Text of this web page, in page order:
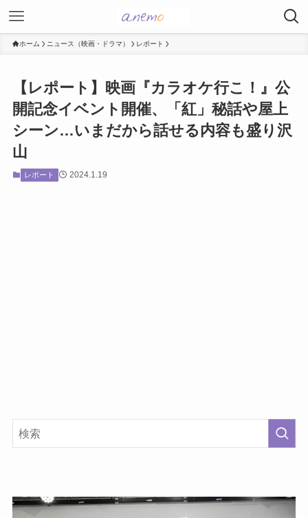
ホーム ニュース（映画・ドラマ） レポート
【レポート】映画『カラオケ行こ！』公
開記念イベント開催、「紅」秘話や屋上
シーン…いまだから話せる内容も盛り沢
山
レポート 2024.1.19